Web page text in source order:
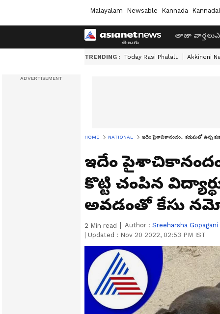
Malayalam Newsable Kannada
తాజా వార్తలు
TRENDING : Today Rasi Phalalu Akkineni
HOME NATIONAL ఇదేం పైశాచికానందం.. కడుపుతో ఉన్న
ఇదేం
కొట్టి చంపిన
అవడంతో కేసు
2 Min read Author : Sreeharsha Gopagani
Updated : Nov 20 2022, 02:53 PM IST